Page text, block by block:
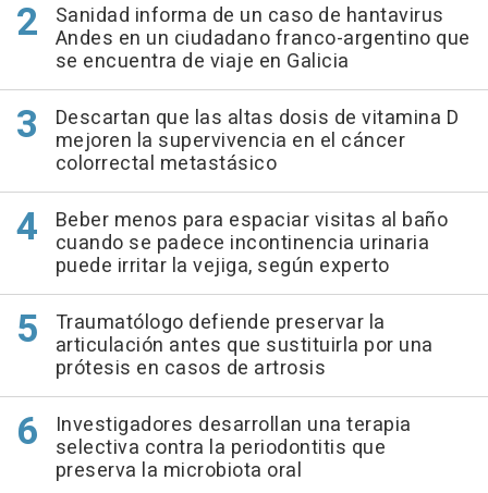
Sanidad informa de un caso de hantavirus
Andes en un ciudadano franco-argentino que
se encuentra de viaje en Galicia
Descartan que las altas dosis de vitamina D
mejoren la supervivencia en el cáncer
colorrectal metastásico
Beber menos para espaciar visitas al baño
cuando se padece incontinencia urinaria
puede irritar la vejiga, según experto
Traumatólogo defiende preservar la
articulación antes que sustituirla por una
prótesis en casos de artrosis
Investigadores desarrollan una terapia
selectiva contra la periodontitis que
preserva la microbiota oral